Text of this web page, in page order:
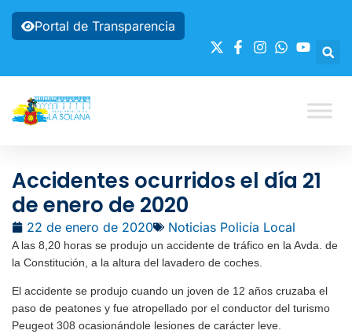
Portal de Transparencia
Accidentes ocurridos el día 21
de enero de 2020
22 de enero de 2020 Noticias Policía Local
A las 8,20 horas se produjo un accidente de tráfico en la Avda. de
la Constitución, a la altura del lavadero de coches.
El accidente se produjo cuando un joven de 12 años cruzaba el
paso de peatones y fue atropellado por el conductor del turismo
Peugeot 308 ocasionándole lesiones de carácter leve.